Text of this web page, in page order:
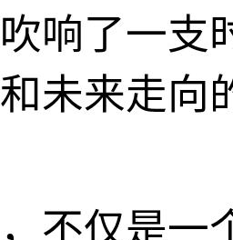
响了一支
未来走向
不仅是一